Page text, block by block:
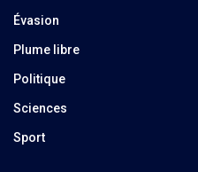
Évasion
Plume libre
Politique
Sciences
Sport